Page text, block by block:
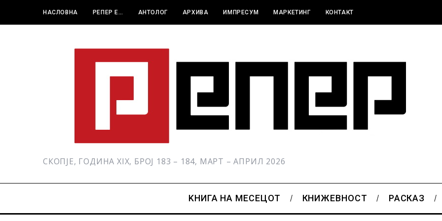
НАСЛОВНА РЕПЕР Е… АНТОЛОГ АРХИВА ИМПРЕСУМ МАРКЕТИНГ КОНТАКТ
СКОПЈЕ, ГОДИНА XIX, БРОЈ 183 – 184, МАРТ – АПРИЛ 2026
KНИГА НА МЕСЕЦОТ КНИЖЕВНОСТ РАСКАЗ